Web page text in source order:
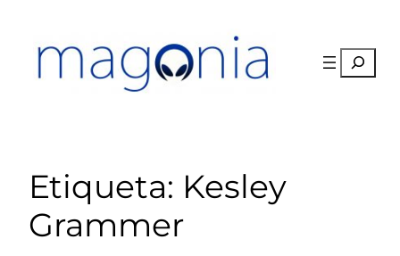
contenido
Buscar
Etiqueta: Kesley
Grammer